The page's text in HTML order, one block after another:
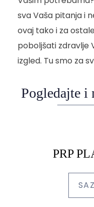
sva Vaša pitanja i
ovaj tako i za
poboljšati zdravlje
izgled. Tu smo za
Pogledajte i
PRP